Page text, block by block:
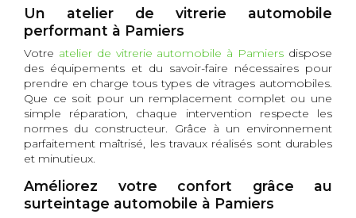
Un atelier de vitrerie automobile
performant à Pamiers
Votre atelier de vitrerie automobile à Pamiers dispose
des équipements et du savoir-faire nécessaires pour
prendre en charge tous types de vitrages automobiles.
Que ce soit pour un remplacement complet ou une
simple réparation, chaque intervention respecte les
normes du constructeur. Grâce à un environnement
parfaitement maîtrisé, les travaux réalisés sont durables
et minutieux.
Améliorez votre confort grâce au
surteintage automobile à Pamiers